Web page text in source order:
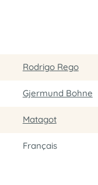
Rodrigo Rego
Gjermund Bohne
Matagot
Français